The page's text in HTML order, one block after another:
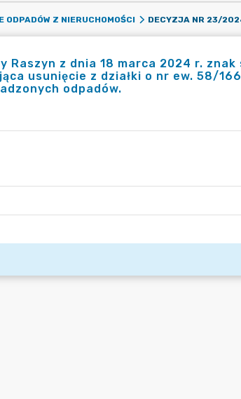
Z NIERUCHOMOŚCI
Raszyn z dnia 18 marca 2024 r. znak
usunięcie z działki o nr ew. 58/
odpadów.